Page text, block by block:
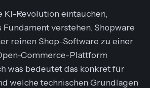
KI-Revolution eintauchen,
Fundament verstehen. Shopware
reinen Shop-Software zu einer
Commerce-Plattform
was bedeutet das konkret für
welche technischen Grundlagen